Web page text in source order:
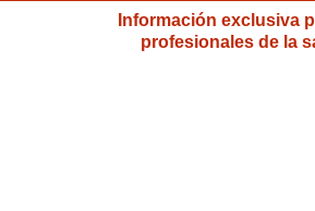
Información exclusiva
profesionales de la